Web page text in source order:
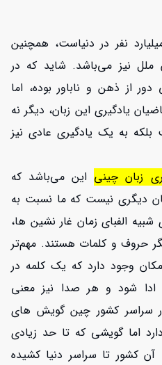
چینی زبان بیش از 1.2 میلیارد نفر در دنیاست، همچنین
ملل نیز می‌باشد. شاید که در
از ذهن و ناباور بوده، اما
یادگیری این زبان، دیگر نه
بلکه به یک یادگیری عادی نیز
زبان چینی این می‌باشد که
دیگری نیست که ما نسبت به
الفبای زمان غار نشین ها،
حروف و کلمات هستند. مهم‌تر
وجود دارد که یک کلمه در
شود و هر صدا نیز معنی
سراسر کشور چین گویش های
اما گویشی که تا حد زیادی
کشور تا سراسر دنیا کشیده